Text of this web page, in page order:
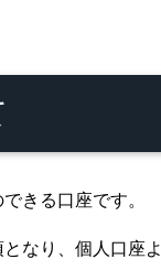
きる口座です。
なり、個人口座